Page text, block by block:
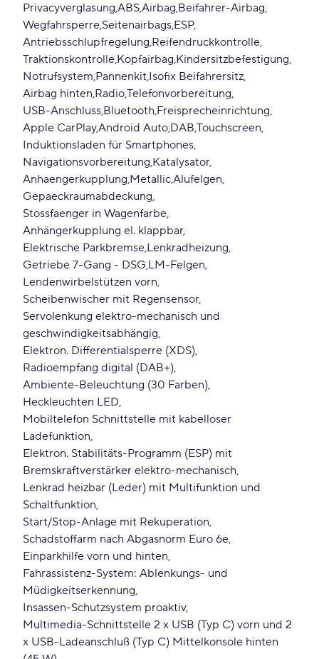
Privacyverglasung ABSAirbag Beifahrer-Airbag
Wegfahrsperre Seitenairbags ESP
Antriebsschlupfregelung Reifendruckkontrolle
Traktionskontrolle Kopfairbag Kindersitzbefestigung
Notrufsystem Pannenkit Isofix Beifahrersitz
Airbag hinten RadioTelefonvorbereitung
USB-Anschluss Bluetooth Freisprecheinrichtung
Apple CarPlayAndroid Auto DAB Touchscreen
Induktionsladen für Smartphones
Navigationsvorbereitung Katalysator
Anhaengerkupplung MetallicAlufelgen
Gepaeckraumabdeckung
Stossfaenger in Wagenfarbe
Anhängerkupplung el. klappbar
Elektrische Parkbremse Lenkradheizung
Getriebe 7-Gang - DSG LM-Felgen
Lendenwirbelstützen vorn
Scheibenwischer mit Regensensor
Servolenkung elektro-mechanisch und
geschwindigkeitsabhängig
Elektron. Differentialsperre (XDS)
Radioempfang digital (DAB+)
Ambiente-Beleuchtung (30 Farben)
Heckleuchten LED
Mobiltelefon Schnittstelle mit kabelloser
Ladefunktion
Elektron. Stabilitäts-Programm (ESP) mit
Bremskraftverstärker elektro-mechanisch
Lenkrad heizbar (Leder) mit Multifunktion und
Schaltfunktion
Start/Stop-Anlage mit Rekuperation
Schadstoffarm nach Abgasnorm Euro 6e
Einparkhilfe vorn und hinten
Fahrassistenz-System: Ablenkungs- und
Müdigkeitserkennung
Insassen-Schutzsystem proaktiv
Multimedia-Schnittstelle 2 x USB (Typ C) vorn und 2
x USB-Ladeanschluß (Typ C) Mittelkonsole hinten